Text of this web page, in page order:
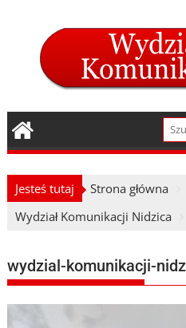
Jesteś tutaj Strona główna
Wydział Komunikacji Nidzica
wydzial-komunikacji-